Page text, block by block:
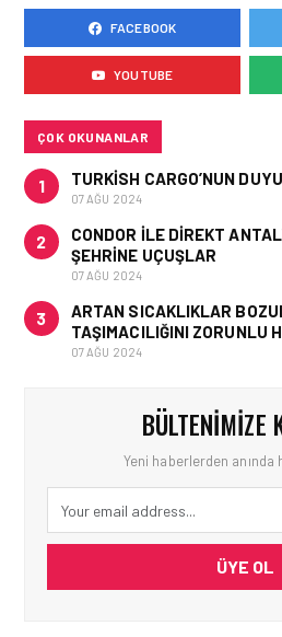
ISG’NIN
FACEBOOK
YOUTUBE
ÇOK OKUNANLAR
1 TURKISH CARGO’NUN
07 AĞU 2024
2
CONDOR ILE DIREKT
ŞEHRINE UÇUŞLAR
07 AĞU 2024
3
ARTAN SICAKLIKLAR
TAŞIMACILIĞINI ZORUNLU
07 AĞU 2024
BÜLTENIMIZE
Yeni haberlerden anında
ÜYE OL